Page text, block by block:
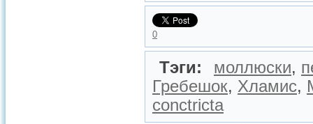
0
Тэги: моллюски,
Гребешок, Хламис,
conctricta